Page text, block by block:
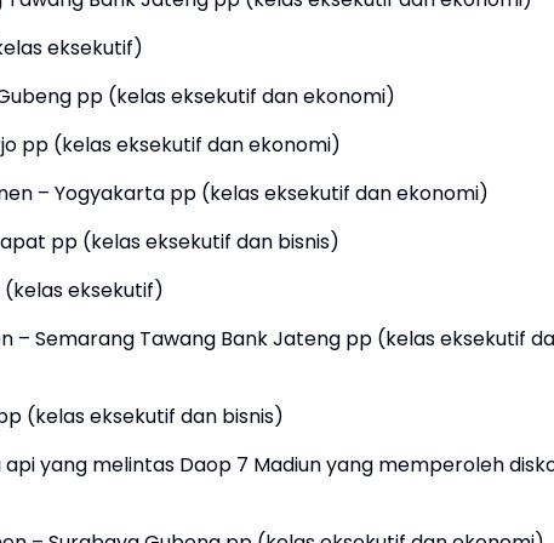
eksekutif)
pp (kelas eksekutif dan ekonomi)
pp (kelas eksekutif dan ekonomi)
– Yogyakarta pp (kelas eksekutif dan ekonomi)
pp (kelas eksekutif dan bisnis)
eksekutif)
– Semarang Tawang Bank Jateng pp (kelas eksekutif
(kelas eksekutif dan bisnis)
yang melintas Daop 7 Madiun yang memperoleh